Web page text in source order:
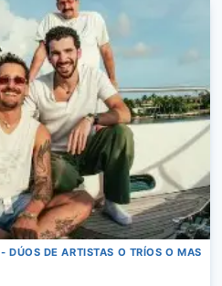
- DÚOS DE ARTISTAS O TRÍOS O MAS